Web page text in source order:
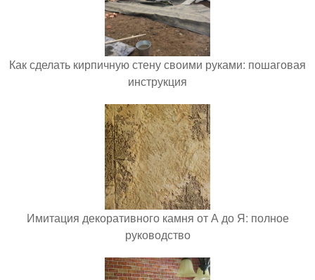
Как сделать кирпичную стену своими руками: пошаговая
инструкция
Имитация декоративного камня от А до Я: полное
руководство